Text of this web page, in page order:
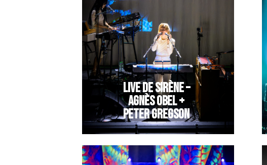
LIVE DE SIRÈNE –
AGNÈS OBEL +
PETER GREGSON